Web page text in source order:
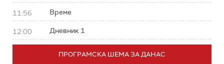
11:56 Време
12:00 Дневник 1
ПРОГРАМСКА ШЕМА ЗА ДАНАС